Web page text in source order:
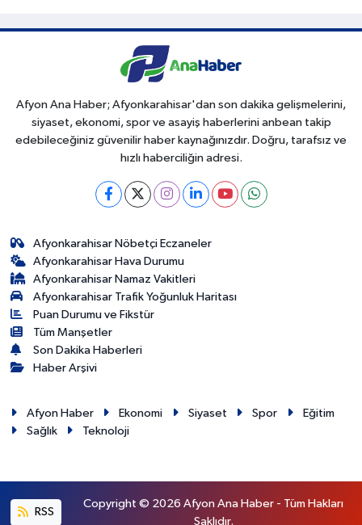
Afyon Ana Haber; Afyonkarahisar'dan son dakika gelişmelerini,
siyaset, ekonomi, spor ve asayiş haberlerini anbean takip
edebileceğiniz güvenilir haber kaynağınızdır. Doğru, tarafsız ve
hızlı haberciliğin adresi.
Afyonkarahisar Nöbetçi Eczaneler
Afyonkarahisar Hava Durumu
Afyonkarahisar Namaz Vakitleri
Afyonkarahisar Trafik Yoğunluk Haritası
Puan Durumu ve Fikstür
Tüm Manşetler
Son Dakika Haberleri
Haber Arşivi
Afyon Haber Ekonomi Siyaset Spor
Eğitim
Sağlık
Teknoloji
RSS
Copyright © 2026 Afyon Ana Haber - Tüm Hakları
Saklıdır.